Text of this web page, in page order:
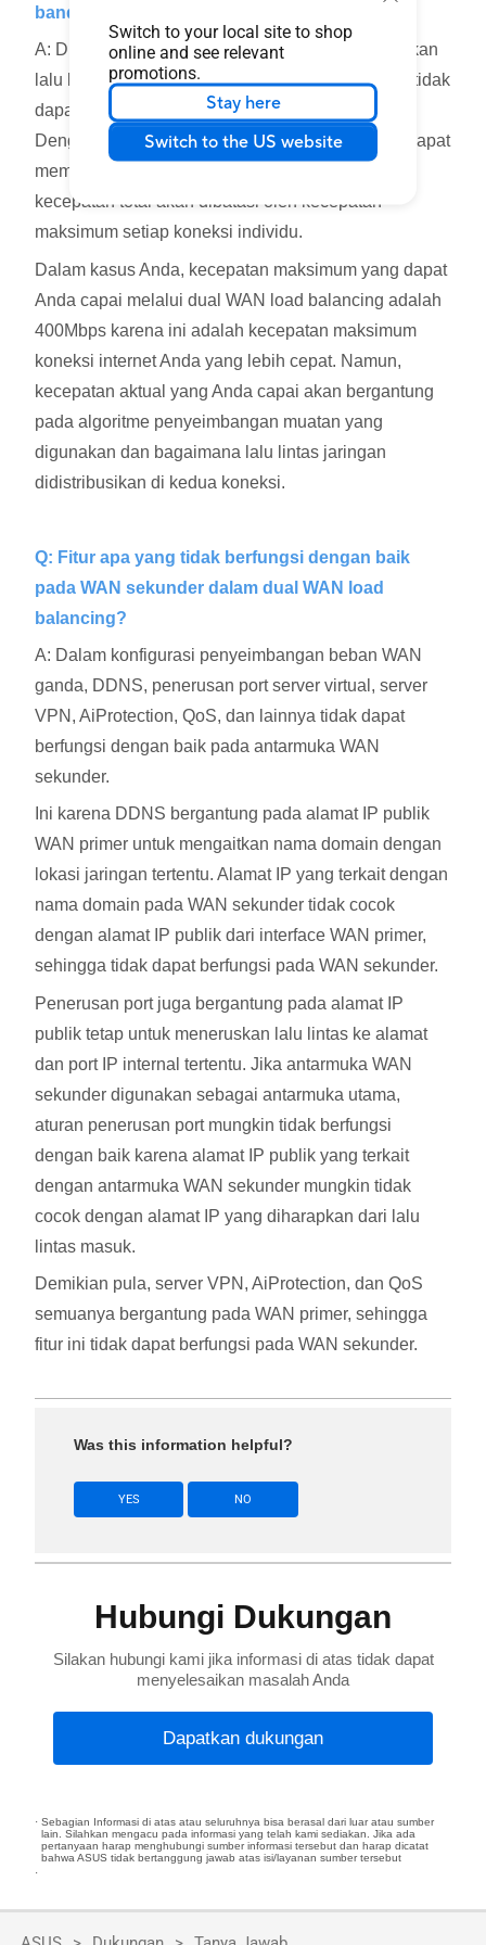
Switch to your local site to shop
online and see relevant
promotions.
Stay here
Switch to the US website
bandwidth 500Mbps.
A: Dual WAN load balancing dapat mendistribusikan
lalu lintas jaringan ke dua koneksi internet, tetapi tidak
dapat menggabungkan bandwidth koneksi ini.
Dengan kata lain, setiap koneksi individu hanya dapat
memberikan kecepatan maksimumnya, sehingga
kecepatan total akan dibatasi oleh kecepatan
maksimum setiap koneksi individu.
Dalam kasus Anda, kecepatan maksimum yang dapat
Anda capai melalui dual WAN load balancing adalah
400Mbps karena ini adalah kecepatan maksimum
koneksi internet Anda yang lebih cepat. Namun,
kecepatan aktual yang Anda capai akan bergantung
pada algoritme penyeimbangan muatan yang
digunakan dan bagaimana lalu lintas jaringan
didistribusikan di kedua koneksi.
Q: Fitur apa yang tidak berfungsi dengan baik
pada WAN sekunder dalam dual WAN load
balancing?
A: Dalam konfigurasi penyeimbangan beban WAN
ganda, DDNS, penerusan port server virtual, server
VPN, AiProtection, QoS, dan lainnya tidak dapat
berfungsi dengan baik pada antarmuka WAN
sekunder.
Ini karena DDNS bergantung pada alamat IP publik
WAN primer untuk mengaitkan nama domain dengan
lokasi jaringan tertentu. Alamat IP yang terkait dengan
nama domain pada WAN sekunder tidak cocok
dengan alamat IP publik dari interface WAN primer,
sehingga tidak dapat berfungsi pada WAN sekunder.
Penerusan port juga bergantung pada alamat IP
publik tetap untuk meneruskan lalu lintas ke alamat
dan port IP internal tertentu. Jika antarmuka WAN
sekunder digunakan sebagai antarmuka utama,
aturan penerusan port mungkin tidak berfungsi
dengan baik karena alamat IP publik yang terkait
dengan antarmuka WAN sekunder mungkin tidak
cocok dengan alamat IP yang diharapkan dari lalu
lintas masuk.
Demikian pula, server VPN, AiProtection, dan QoS
semuanya bergantung pada WAN primer, sehingga
fitur ini tidak dapat berfungsi pada WAN sekunder.
Was this information helpful?
YES NO
Hubungi Dukungan
Silakan hubungi kami jika informasi di atas tidak dapat
menyelesaikan masalah Anda
Dapatkan dukungan
Sebagian Informasi di atas atau seluruhnya bisa berasal dari luar atau sumber
lain. Silahkan mengacu pada informasi yang telah kami sediakan. Jika ada
pertanyaan harap menghubungi sumber informasi tersebut dan harap dicatat
bahwa ASUS tidak bertanggung jawab atas isi/layanan sumber tersebut